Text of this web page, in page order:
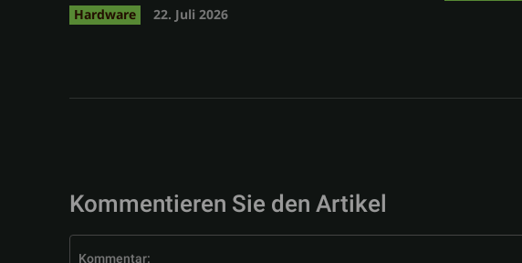
Hardware 22. Juli 2026
Kommentieren Sie den Artikel